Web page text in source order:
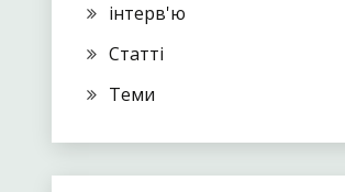
інтерв'ю
Статті
Теми